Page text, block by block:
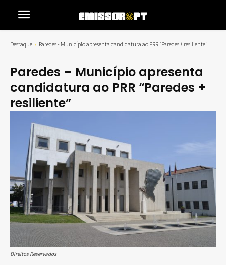
Destaque Paredes - Município apresenta candidatura ao PRR “Paredes + resiliente”
Paredes – Município apresenta
candidatura ao PRR “Paredes +
resiliente”
Direitos Reservados